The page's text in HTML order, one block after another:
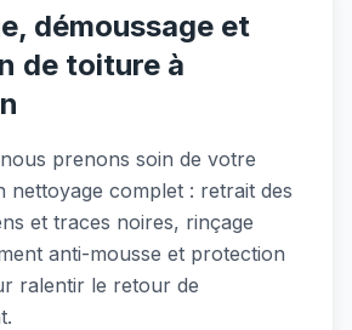
démoussage et
de toiture à
prenons soin de votre
nettoyage complet : retrait des
et traces noires, rinçage
anti-mousse et protection
ralentir le retour de